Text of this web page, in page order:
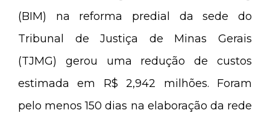
(BIM) na reforma predial da sede do
Tribunal de Justiça de Minas Gerais
(TJMG) gerou uma redução de custos
estimada em R$ 2,942 milhões. Foram
pelo menos 150 dias na elaboração da rede